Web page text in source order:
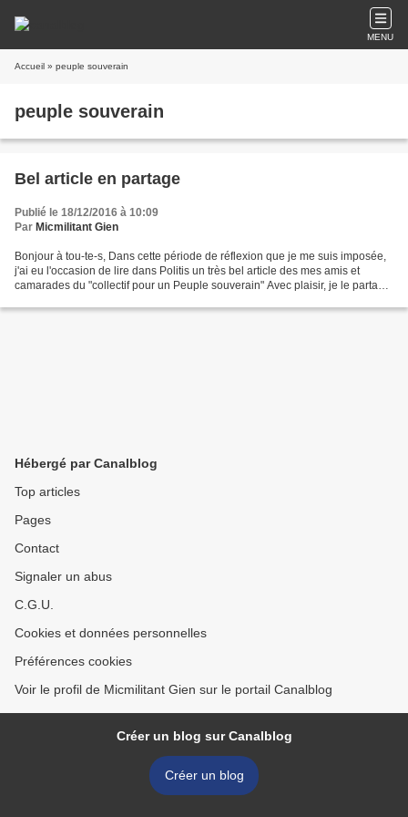
MENU
Accueil » peuple souverain
peuple souverain
Bel article en partage
Publié le 18/12/2016 à 10:09
Par Micmilitant Gien
Bonjour à tou-te-s, Dans cette période de réflexion que je me suis imposée,
j'ai eu l'occasion de lire dans Politis un très bel article des mes amis et
camarades du "collectif pour un Peuple souverain" Avec plaisir, je le partage
Hébergé par Canalblog
Top articles
Pages
Contact
Signaler un abus
C.G.U.
Cookies et données personnelles
Préférences cookies
Voir le profil de Micmilitant Gien sur le portail Canalblog
Créer un blog sur Canalblog
Créer un blog